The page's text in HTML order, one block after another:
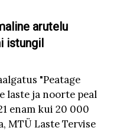
arutelu
istungil
"Peatage
laste ja noorte peal
enam kui 20 000
MTÜ Laste Tervise